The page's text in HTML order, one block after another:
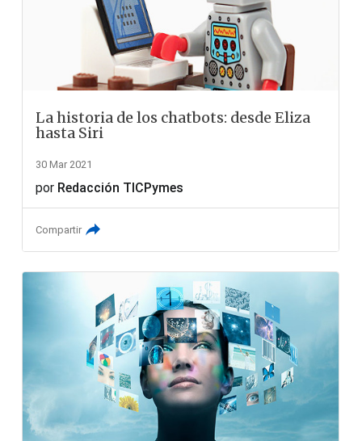
La historia de los chatbots: desde Eliza
hasta Siri
30 Mar 2021
por Redacción TICPymes
Compartir